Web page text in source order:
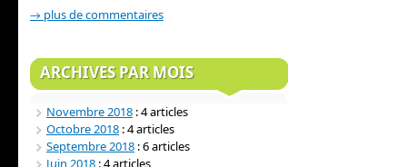
→ plus de commentaires
ARCHIVES PAR MOIS
Novembre 2018 : 4 articles
Octobre 2018 : 4 articles
Septembre 2018 : 6 articles
Juin 2018 : 4 articles